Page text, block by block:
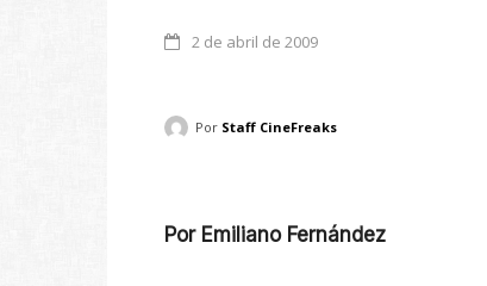
2 de abril de 2009
Por Staff CineFreaks
Por Emiliano Fernández